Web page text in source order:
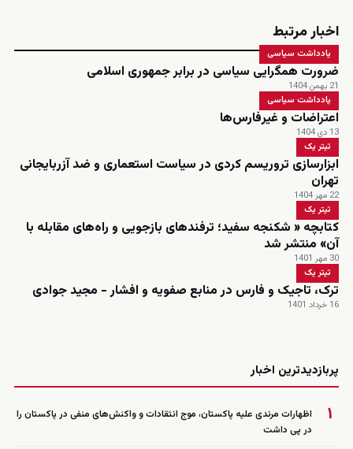
اخبار مرتبط
یادداشت سیاسی
ضرورت همگرایی سیاسی در برابر جمهوری اسلامی
21 بهمن 1404
یادداشت سیاسی
اعتراضات و غیر‌فارس‌ها
13 دی 1404
تیتر یک
ابزارسازی تروریسم کردی در سیاست استعماری و ضد آزربایجانی
تهران
22 مهر 1404
تیتر یک
کتابچه « شکنجه سفید؛ ترفندهای بازجویی و راه‌های مقابله با
آن» منتشر شد
30 مهر 1401
تیتر یک
ترک، تاجیک و فارس در منابع صفویه و افشار - مجید جوادی
16 خرداد 1401
پربازدیدترین اخبار
۱
اظهارات مرندی علیه پاکستان، موج انتقادات و واکنش‌های منفی در پاکستان را
در پی داشت